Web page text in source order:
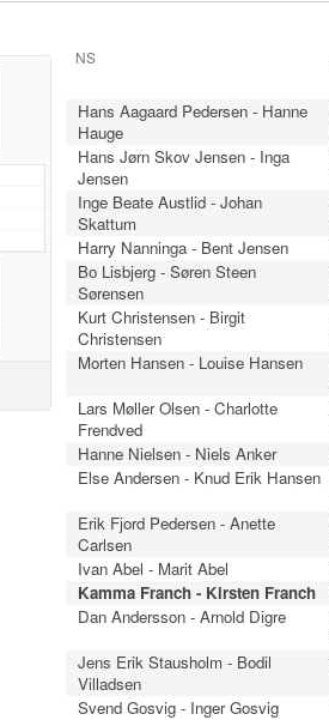
NS
Hans Aagaard Pedersen - Hanne
Hauge
Hans Jørn Skov Jensen - Inga
Jensen
Inge Beate Austlid - Johan
Skattum
Harry Nanninga - Bent Jensen
Bo Lisbjerg - Søren Steen
Sørensen
Kurt Christensen - Birgit
Christensen
Morten Hansen - Louise Hansen
Lars Møller Olsen - Charlotte
Frendved
Hanne Nielsen - Niels Anker
Else Andersen - Knud Erik Hansen
Erik Fjord Pedersen - Anette
Carlsen
Ivan Abel - Marit Abel
Kamma Franch - Kirsten Franch
Dan Andersson - Arnold Digre
Jens Erik Stausholm - Bodil
Villadsen
Svend Gosvig - Inger Gosvig